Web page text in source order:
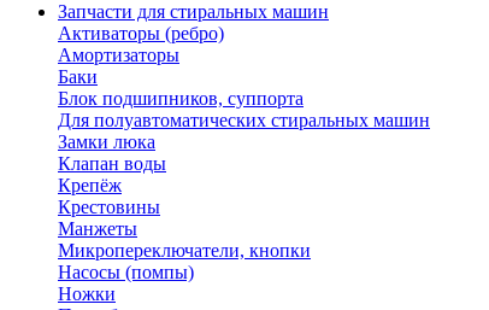
Запчасти для стиральных машин
Активаторы (ребро)
Амортизаторы
Баки
Блок подшипников, суппорта
Для полуавтоматических стиральных машин
Замки люка
Клапан воды
Крепёж
Крестовины
Манжеты
Микропереключатели, кнопки
Насосы (помпы)
Ножки